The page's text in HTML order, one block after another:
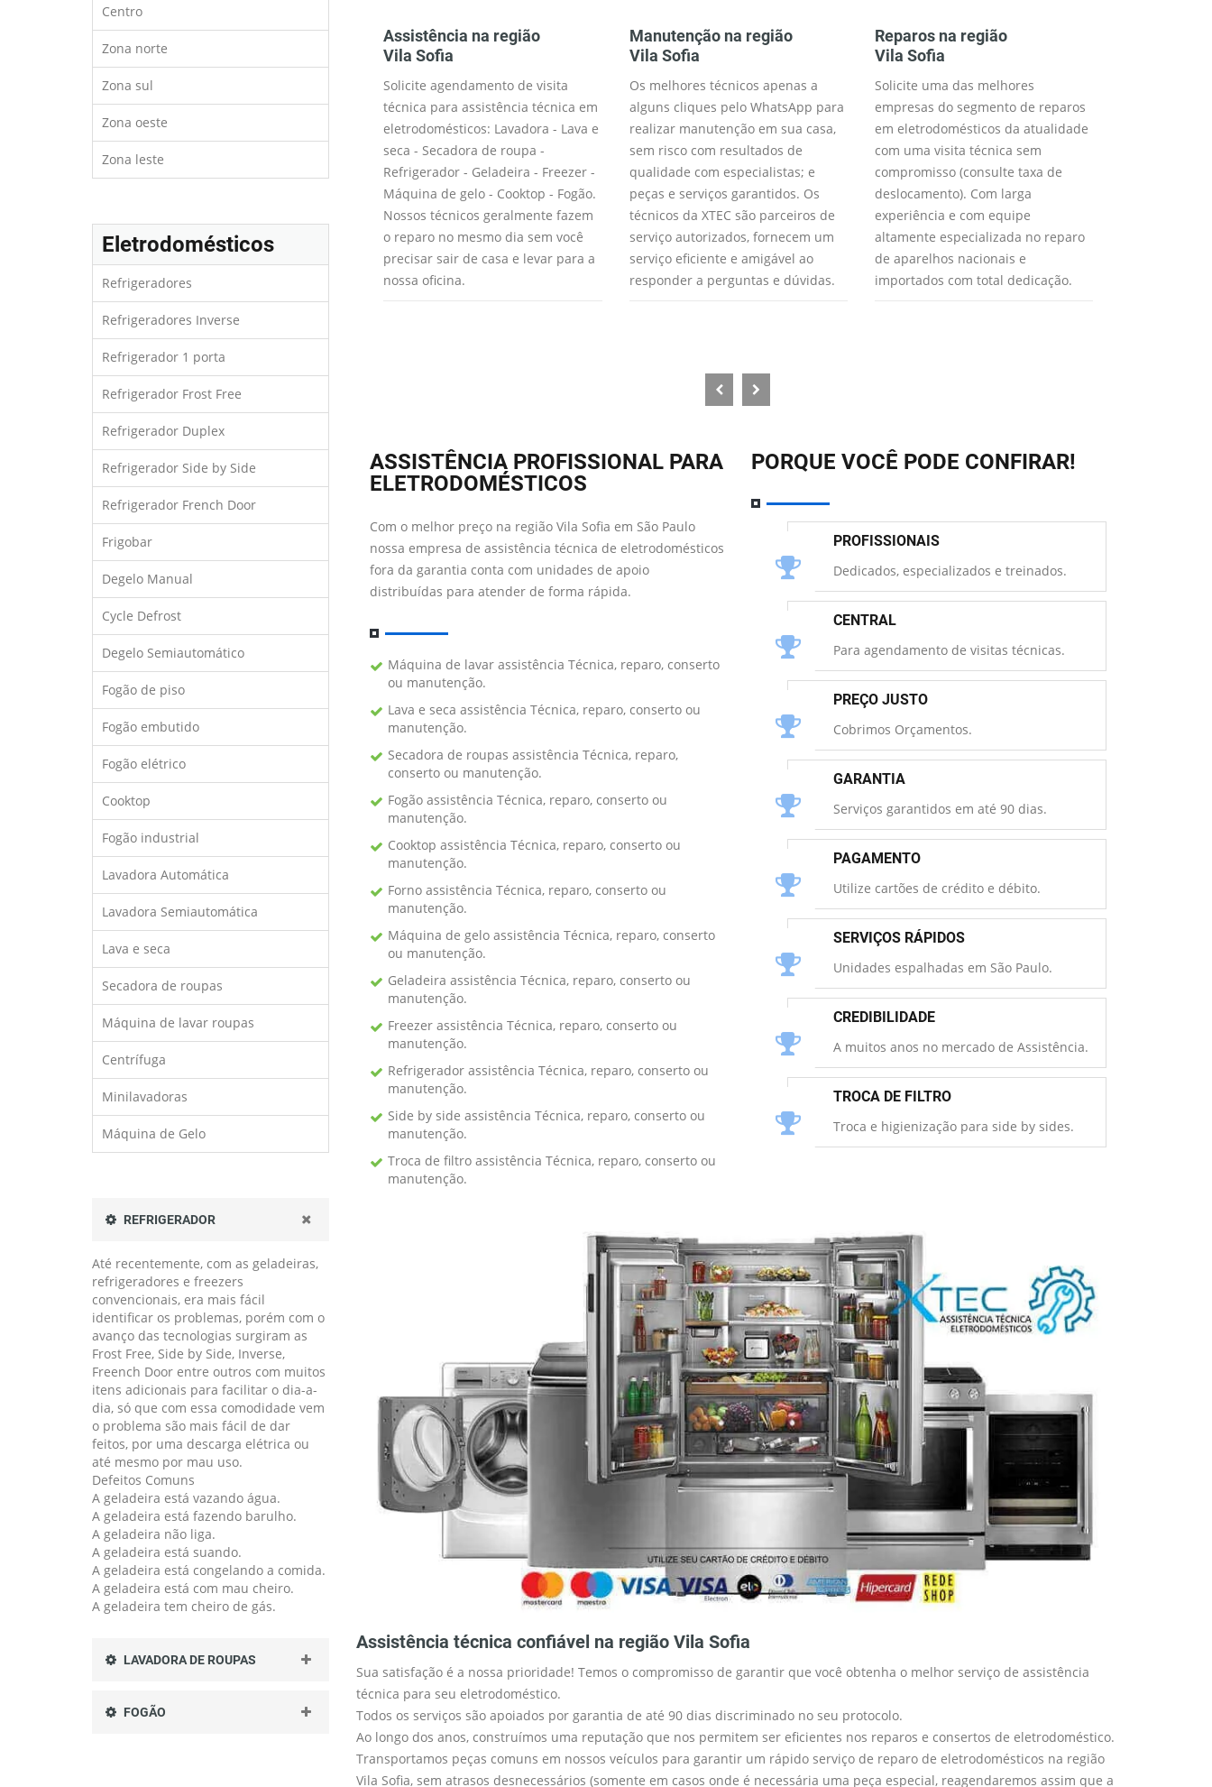
Centro
Zona norte
Zona sul
Zona oeste
Zona leste
Eletrodomésticos
Refrigeradores
Refrigeradores Inverse
Refrigerador 1 porta
Refrigerador Frost Free
Refrigerador Duplex
Refrigerador Side by Side
Refrigerador French Door
Frigobar
Degelo Manual
Cycle Defrost
Degelo Semiautomático
Fogão de piso
Fogão embutido
Fogão elétrico
Cooktop
Fogão industrial
Lavadora Automática
Lavadora Semiautomática
Lava e seca
Secadora de roupas
Máquina de lavar roupas
Centrífuga
Minilavadoras
Máquina de Gelo
REFRIGERADOR
Até recentemente, com as geladeiras,
refrigeradores e freezers
convencionais, era mais fácil
identificar os problemas, porém com o
avanço das tecnologias surgiram as
Frost Free, Side by Side, Inverse,
Freench Door entre outros com muitos
itens adicionais para facilitar o dia-a-
dia, só que com essa comodidade vem
o problema são mais fácil de dar
feitos, por uma descarga elétrica ou
até mesmo por mau uso.
Defeitos Comuns
A geladeira está vazando água.
A geladeira está fazendo barulho.
A geladeira não liga.
A geladeira está suando.
A geladeira está congelando a comida.
A geladeira está com mau cheiro.
A geladeira tem cheiro de gás.
LAVADORA DE ROUPAS
FOGÃO
na região
devem ser
Troca de filtro na região
Vila Sofia
Os filtros de geladeira e
refrigeradores são feitos para reter
substancias que podem mudar a
cor o gosto e até evitar odores
refrigeradores com dispense de
externos.
Assistência na região
Vila Sofia
Solicite agendamento de visita
técnica para assistência técnica em
eletrodomésticos: Lavadora - Lava e
seca - Secadora de roupa -
Refrigerador - Geladeira - Freezer -
Máquina de gelo - Cooktop - Fogão.
Nossos técnicos geralmente fazem
o reparo no mesmo dia sem você
precisar sair de casa e levar para a
nossa oficina.
Manutenção na região
Vila Sofia
Os melhores técnicos apenas a
alguns cliques pelo WhatsApp para
realizar manutenção em sua casa,
sem risco com resultados de
qualidade com especialistas; e
peças e serviços garantidos. Os
técnicos da XTEC são parceiros de
serviço autorizados, fornecem um
serviço eficiente e amigável ao
responder a perguntas e dúvidas.
Reparos na região
Vila Sofia
Solicite uma das melhores
empresas do segmento de reparos
em eletrodomésticos da atualidade
com uma visita técnica sem
compromisso (consulte taxa de
deslocamento). Com larga
experiência e com equipe
altamente especializada no reparo
de aparelhos nacionais e
importados com total dedicação.
ASSISTÊNCIA PROFISSIONAL PARA
ELETRODOMÉSTICOS
Com o melhor preço na região Vila Sofia em São Paulo
nossa empresa de assistência técnica de eletrodomésticos
fora da garantia conta com unidades de apoio
distribuídas para atender de forma rápida.
Máquina de lavar assistência Técnica, reparo, conserto
ou manutenção.
Lava e seca assistência Técnica, reparo, conserto ou
manutenção.
Secadora de roupas assistência Técnica, reparo,
conserto ou manutenção.
Fogão assistência Técnica, reparo, conserto ou
manutenção.
Cooktop assistência Técnica, reparo, conserto ou
manutenção.
Forno assistência Técnica, reparo, conserto ou
manutenção.
Máquina de gelo assistência Técnica, reparo, conserto
ou manutenção.
Geladeira assistência Técnica, reparo, conserto ou
manutenção.
Freezer assistência Técnica, reparo, conserto ou
manutenção.
Refrigerador assistência Técnica, reparo, conserto ou
manutenção.
Side by side assistência Técnica, reparo, conserto ou
manutenção.
Troca de filtro assistência Técnica, reparo, conserto ou
manutenção.
PORQUE VOCÊ PODE CONFIRAR!
PROFISSIONAIS
Dedicados, especializados e treinados.
CENTRAL
Para agendamento de visitas técnicas.
PREÇO JUSTO
Cobrimos Orçamentos.
GARANTIA
Serviços garantidos em até 90 dias.
PAGAMENTO
Utilize cartões de crédito e débito.
SERVIÇOS RÁPIDOS
Unidades espalhadas em São Paulo.
CREDIBILIDADE
A muitos anos no mercado de Assistência.
TROCA DE FILTRO
Troca e higienização para side by sides.
Assistência técnica confiável na região Vila Sofia
Sua satisfação é a nossa prioridade! Temos o compromisso de garantir que você obtenha o melhor serviço de assistência
técnica para seu eletrodoméstico.
Todos os serviços são apoiados por garantia de até 90 dias discriminado no seu protocolo.
Ao longo dos anos, construímos uma reputação que nos permitem ser eficientes nos reparos e consertos de eletrodoméstico.
Transportamos peças comuns em nossos veículos para garantir um rápido serviço de reparo de eletrodomésticos na região
Vila Sofia, sem atrasos desnecessários (somente em casos onde é necessária uma peça especial, reagendaremos assim que a